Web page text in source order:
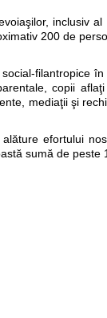
inclusiv
200 de
filantropice
copii
mediaţii şi
efortului
sumă de peste